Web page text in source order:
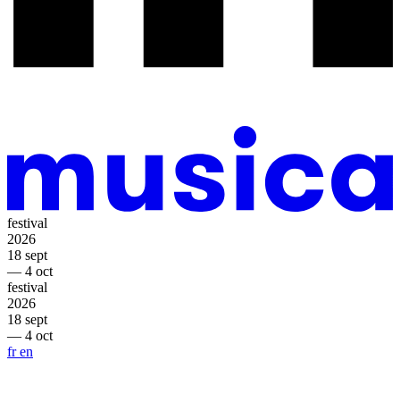
festival
2026
18 sept
— 4 oct
festival
2026
18 sept
— 4 oct
fren